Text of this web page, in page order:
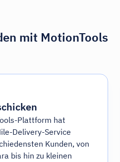
mit MotionTools
Plattform hat
Delivery-Service
Kunden, von
bis hin zu kleinen